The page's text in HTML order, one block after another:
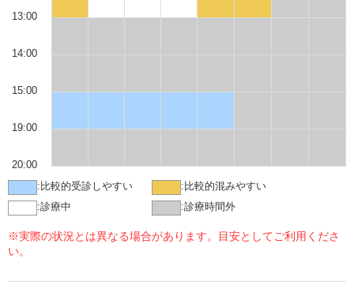
13:00
14:00
15:00
19:00
20:00
: 比較的受診しやすい : 比較的混みやすい
:診療中 :診療時間外
※実際の状況とは異なる場合があります。目安としてご利用くださ
い。